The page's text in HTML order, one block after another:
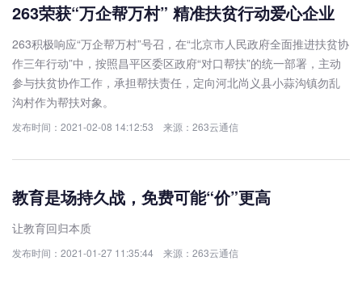
263荣获“万企帮万村” 精准扶贫行动爱心企业
263积极响应“万企帮万村”号召，在“北京市人民政府全面推进扶贫协
作三年行动”中，按照昌平区委区政府“对口帮扶”的统一部署，主动
参与扶贫协作工作，承担帮扶责任，定向河北尚义县小蒜沟镇勿乱
沟村作为帮扶对象。
发布时间：2021-02-08 14:12:53 来源：263云通信
教育是场持久战，免费可能“价”更高
让教育回归本质
发布时间：2021-01-27 11:35:44 来源：263云通信